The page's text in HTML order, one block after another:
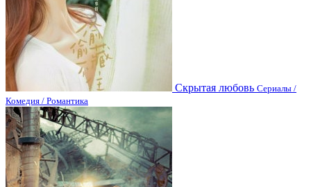
Скрытая любовь Сериалы /
Комедия / Романтика